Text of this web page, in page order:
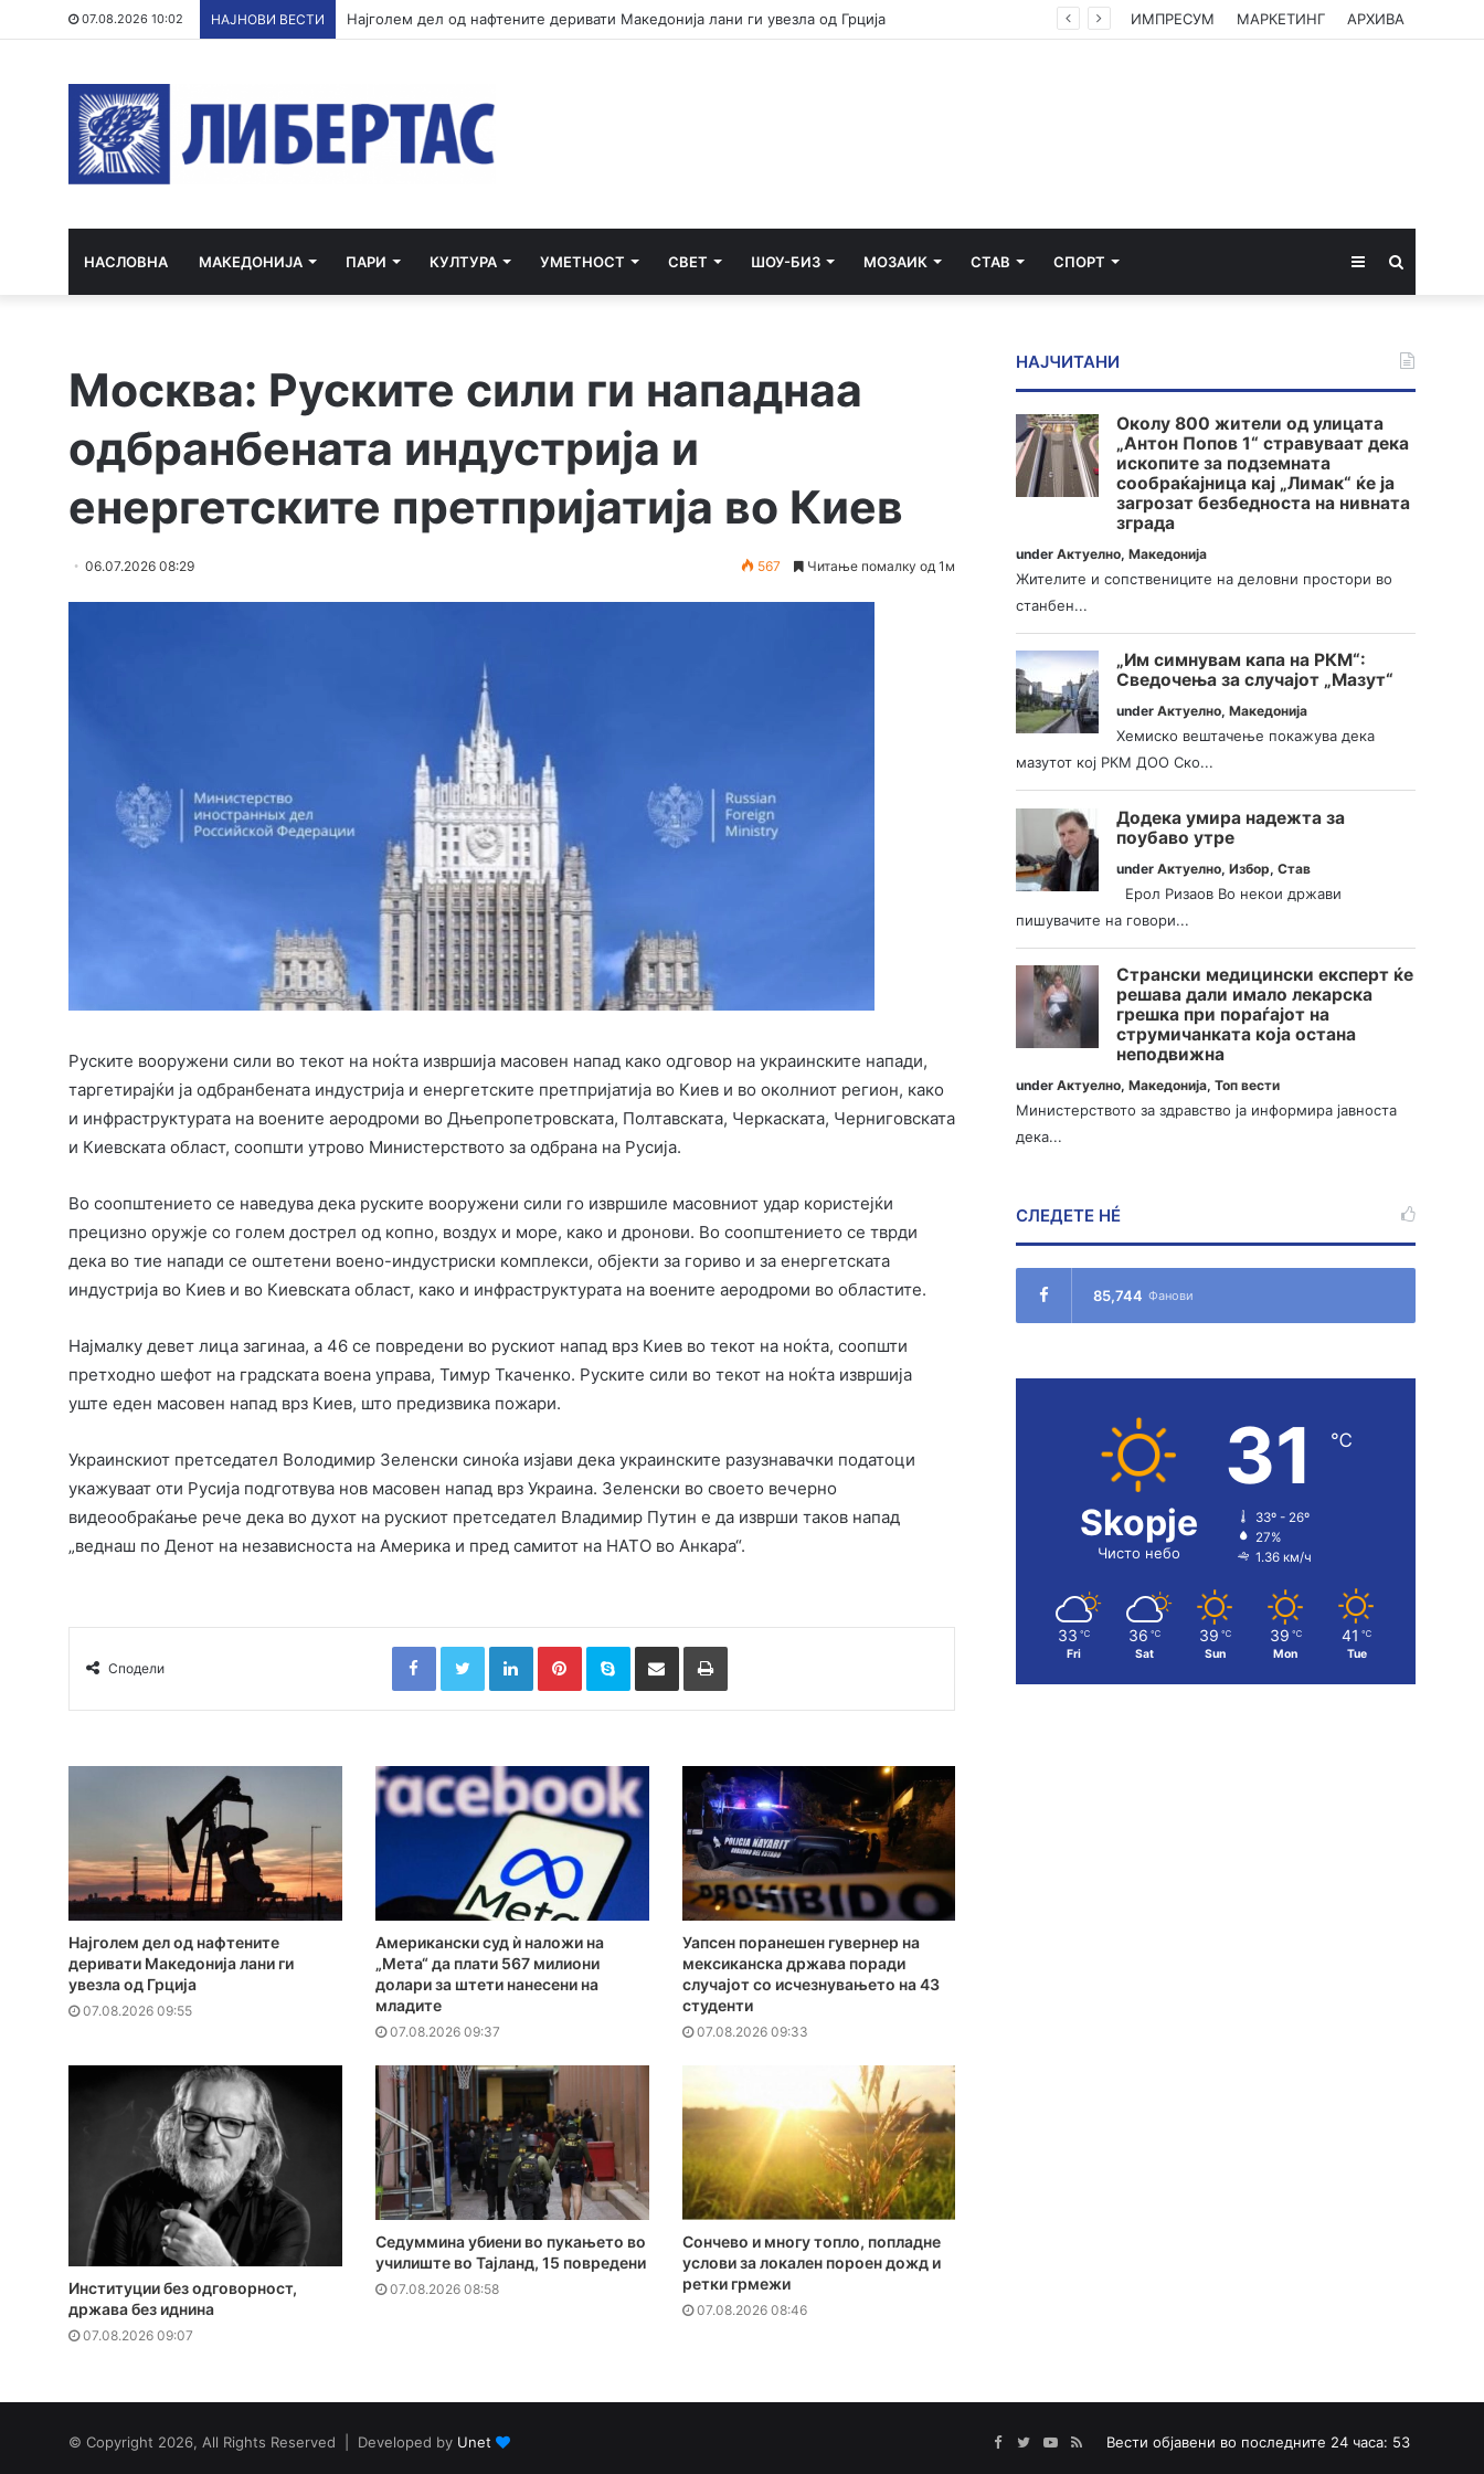
07.08.2026 10:02 НАЈНОВИ ВЕСТИ ИМПРЕСУМ МАРКЕТИНГ АРХИВА
НАСЛОВНА МАКЕДОНИЈА ПАРИ КУЛТУРА УМЕТНОСТ СВЕТ ШОУ-БИЗ МОЗАИК СТАВ СПОРТ Sidebar
Москва: Руските сили ги нападнаа
одбранбената индустрија и
енергетските претпријатија во Киев
06.07.2026 08:29 567 Читање помалку од 1м
Руските вооружени сили во текот на ноќта извршија масовен напад како одговор на украинските напади,
таргетирајќи ја одбранбената индустрија и енергетските претпријатија во Киев и во околниот регион, како
и инфраструктурата на воените аеродроми во Дњепропетровската, Полтавската, Черкаската, Черниговската
и Киевската област, соопшти утрово Министерството за одбрана на Русија.
Во соопштението се наведува дека руските вооружени сили го извршиле масовниот удар користејќи
прецизно оружје со голем дострел од копно, воздух и море, како и дронови. Во соопштението се тврди
дека во тие напади се оштетени воено-индустриски комплекси, објекти за гориво и за енергетската
индустрија во Киев и во Киевската област, како и инфраструктурата на воените аеродроми во областите.
Најмалку девет лица загинаа, а 46 се повредени во рускиот напад врз Киев во текот на ноќта, соопшти
претходно шефот на градската воена управа, Тимур Ткаченко. Руските сили во текот на ноќта извршија
уште еден масовен напад врз Киев, што предизвика пожари.
Украинскиот претседател Володимир Зеленски синоќа изјави дека украинските разузнавачки податоци
укажуваат оти Русија подготвува нов масовен напад врз Украина. Зеленски во своето вечерно
видеообраќање рече дека во духот на рускиот претседател Владимир Путин е да изврши таков напад
„веднаш по Денот на независноста на Америка и пред самитот на НАТО во Анкара“.
Сподели
FacebookTwitterLinkedInPinterestSkype Сподели преку Е-маил Испринтај
Најголем дел од нафтените
деривати Македонија лани ги
увезла од Грција
07.08.2026 09:55
Американски суд ѝ наложи на
„Мета“ да плати 567 милиони
долари за штети нанесени на
младите
07.08.2026 09:37
Уапсен поранешен гувернер на
мексиканска држава поради
случајот со исчезнувањето на 43
студенти
07.08.2026 09:33
Институции без одговорност,
држава без иднина
07.08.2026 09:07
Седуммина убиени во пукањето во
училиште во Тајланд, 15 повредени
07.08.2026 08:58
Сончево и многу топло, попладне
услови за локален пороен дожд и
ретки грмежи
07.08.2026 08:46
НАЈЧИТАНИ
Околу 800 жители од улицата
„Антон Попов 1“ стравуваат дека
ископите за подземната
сообраќајница кај „Лимак“ ќе ја
загрозат безбедноста на нивната
зграда
underАктуелно,Македонија
Жителите и сопствениците на деловни простори во
станбен...
„Им симнувам капа на РКМ“:
Сведочења за случајот „Мазут“
underАктуелно,Македонија
Хемиско вештачење покажува дека
мазутот кој РКМ ДОО Ско...
Додека умира надежта за
поубаво утре
underАктуелно,Избор,Став
Ерол Ризаов Во некои држави
пишувачите на говори...
Странски медицински експерт ќе
решава дали имало лекарска
грешка при пораѓајот на
струмичанката која остана
неподвижна
underАктуелно,Македонија,Топ вести
Министерството за здравство ја информира јавноста
дека...
СЛЕДЕТЕ НÉ
85,744 Фанови
Skopje
Чисто небо
31 ℃
33º - 26º
27%
1.36 км/ч
33 ℃
Fri
36 ℃
Sat
39 ℃
Sun
39 ℃
Mon
41 ℃
Tue
© Copyright 2026, All Rights Reserved | Developed by Unet Вести објавени во последните 24 часа: 53
Facebook
TwitterYouTube
RSS